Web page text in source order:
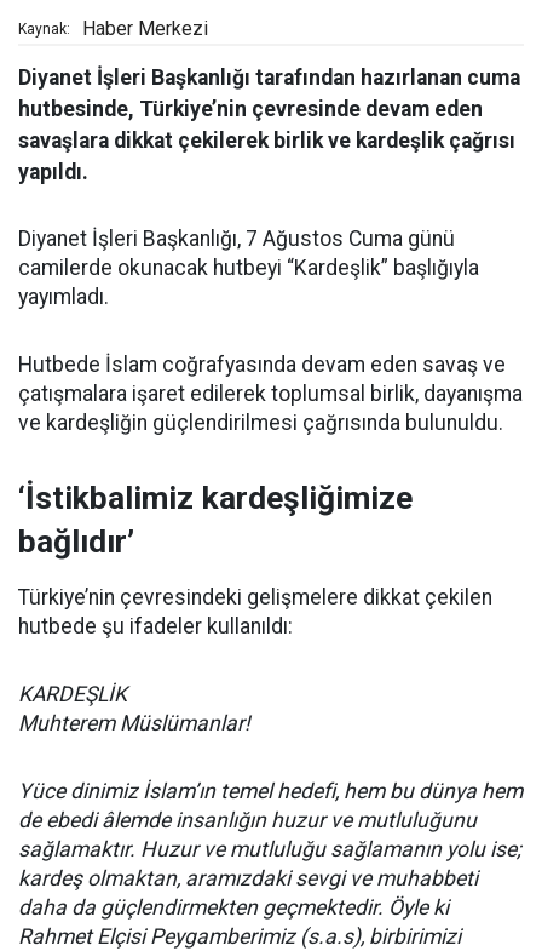
Kaynak: Haber Merkezi
Diyanet İşleri Başkanlığı tarafından hazırlanan cuma
hutbesinde, Türkiye’nin çevresinde devam eden
savaşlara dikkat çekilerek birlik ve kardeşlik çağrısı
yapıldı.
Diyanet İşleri Başkanlığı, 7 Ağustos Cuma günü
camilerde okunacak hutbeyi “Kardeşlik” başlığıyla
yayımladı.
Hutbede İslam coğrafyasında devam eden savaş ve
çatışmalara işaret edilerek toplumsal birlik, dayanışma
ve kardeşliğin güçlendirilmesi çağrısında bulunuldu.
‘İstikbalimiz kardeşliğimize
bağlıdır’
Türkiye’nin çevresindeki gelişmelere dikkat çekilen
hutbede şu ifadeler kullanıldı:
KARDEŞLİK
Muhterem Müslümanlar!
Yüce dinimiz İslam’ın temel hedefi, hem bu dünya hem
de ebedi âlemde insanlığın huzur ve mutluluğunu
sağlamaktır. Huzur ve mutluluğu sağlamanın yolu ise;
kardeş olmaktan, aramızdaki sevgi ve muhabbeti
daha da güçlendirmekten geçmektedir. Öyle ki
Rahmet Elçisi Peygamberimiz (s.a.s), birbirimizi